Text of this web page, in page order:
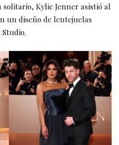
Kylie Jenner asistió al
un diseño de lentejuelas